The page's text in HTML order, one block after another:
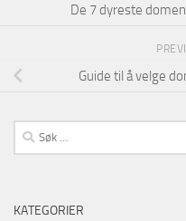
De 7 dyreste
Guide til å velge
Søk
etter:
KATEGORIER